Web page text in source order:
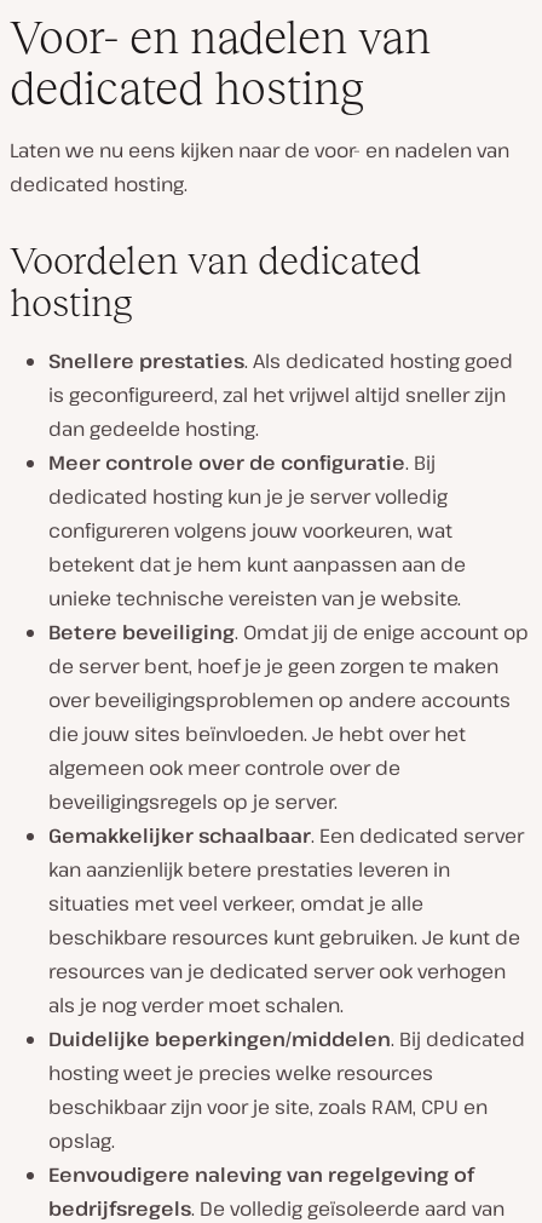
Voor- en nadelen van
dedicated hosting
Laten we nu eens kijken naar de voor- en nadelen van
dedicated hosting.
Voordelen van dedicated
hosting
Snellere prestaties. Als dedicated hosting goed
is geconfigureerd, zal het vrijwel altijd sneller zijn
dan gedeelde hosting.
Meer controle over de configuratie. Bij
dedicated hosting kun je je server volledig
configureren volgens jouw voorkeuren, wat
betekent dat je hem kunt aanpassen aan de
unieke technische vereisten van je website.
Betere beveiliging. Omdat jij de enige account op
de server bent, hoef je je geen zorgen te maken
over beveiligingsproblemen op andere accounts
die jouw sites beïnvloeden. Je hebt over het
algemeen ook meer controle over de
beveiligingsregels op je server.
Gemakkelijker schaalbaar. Een dedicated server
kan aanzienlijk betere prestaties leveren in
situaties met veel verkeer, omdat je alle
beschikbare resources kunt gebruiken. Je kunt de
resources van je dedicated server ook verhogen
als je nog verder moet schalen.
Duidelijke beperkingen/middelen. Bij dedicated
hosting weet je precies welke resources
beschikbaar zijn voor je site, zoals RAM, CPU en
opslag.
Eenvoudigere naleving van regelgeving of
bedrijfsregels. De volledig geïsoleerde aard van